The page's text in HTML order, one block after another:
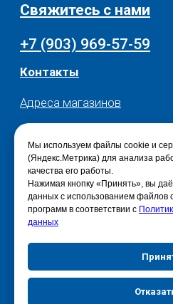
Мы используем файлы cookie и
(Яндекс.Метрика) для анализа
качества его работы.
Нажимая кнопку «Принять», вы
данных с использованием файлов
программ в соответствии с
данных